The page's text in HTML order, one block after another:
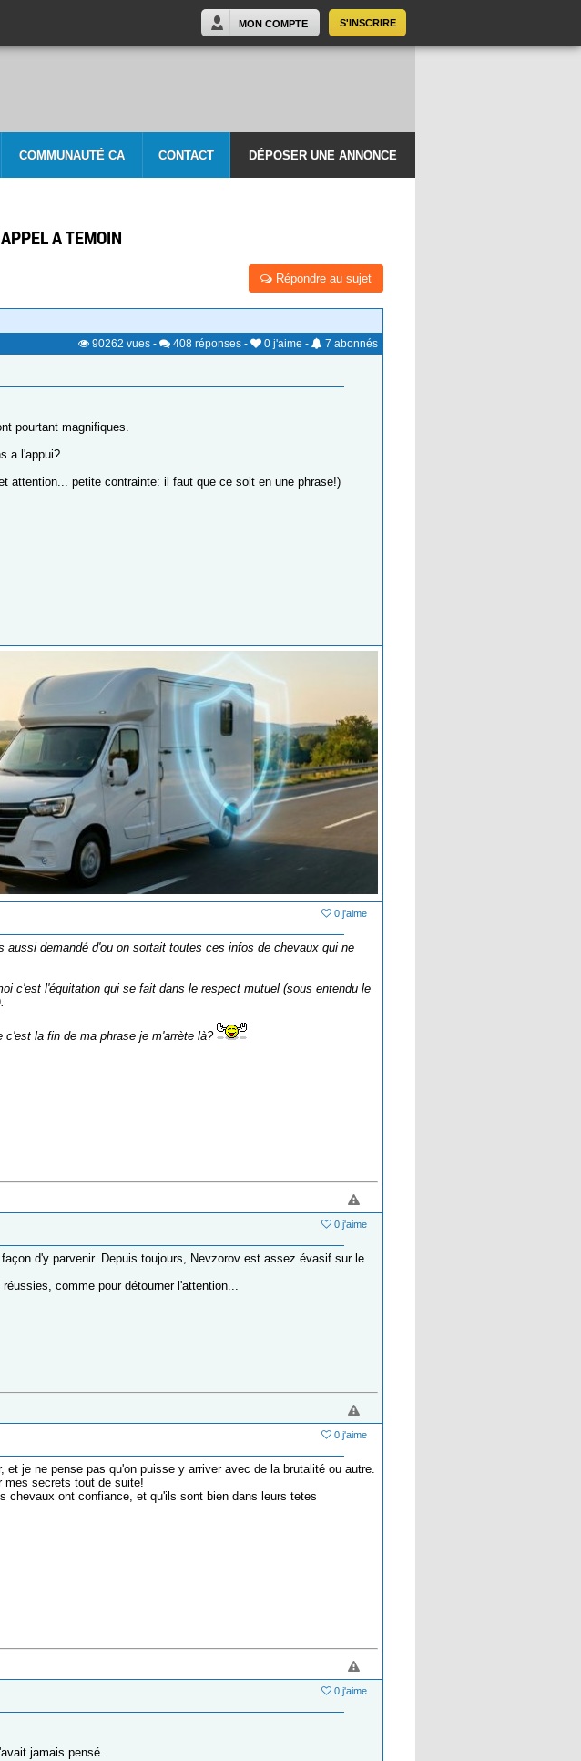
S'INSCRIRE
MON COMPTE
COMMUNAUTÉ CA CONTACT DÉPOSER UNE ANNONCE
A TEMOIN
Répondre au sujet
90262 vues - 408 réponses - 0 j'aime - 7 abonnés
pourtant magnifiques.
a l'appui?
attention... petite contrainte: il faut que ce soit en une phrase!)
0 j'aime
demandé d'ou on sortait toutes ces infos de chevaux qui ne
c'est l'équitation qui se fait dans le respect mutuel (sous entendu le
la fin de ma phrase je m'arrète là?
0 j'aime
d'y parvenir. Depuis toujours, Nevzorov est assez évasif sur le
comme pour détourner l'attention...
0 j'aime
je ne pense pas qu'on puisse y arriver avec de la brutalité ou autre.
mes secrets tout de suite!
chevaux ont confiance, et qu'ils sont bien dans leurs tetes
0 j'aime
jamais pensé.